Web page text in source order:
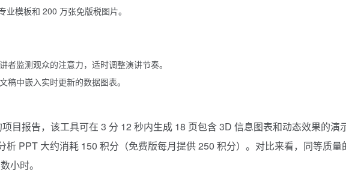
业模板和 200 万张免版税图片。
者监测观众的注意力，适时调整演讲节奏。
稿中嵌入实时更新的数据图表。
目报告，该工具可在 3 分 12 秒内生成 18 页包含 3D 信息图表和动态效果的演
析 PPT 大约消耗 150 积分（免费版每月提供 250 积分）。对比来看，同等质量
小时。